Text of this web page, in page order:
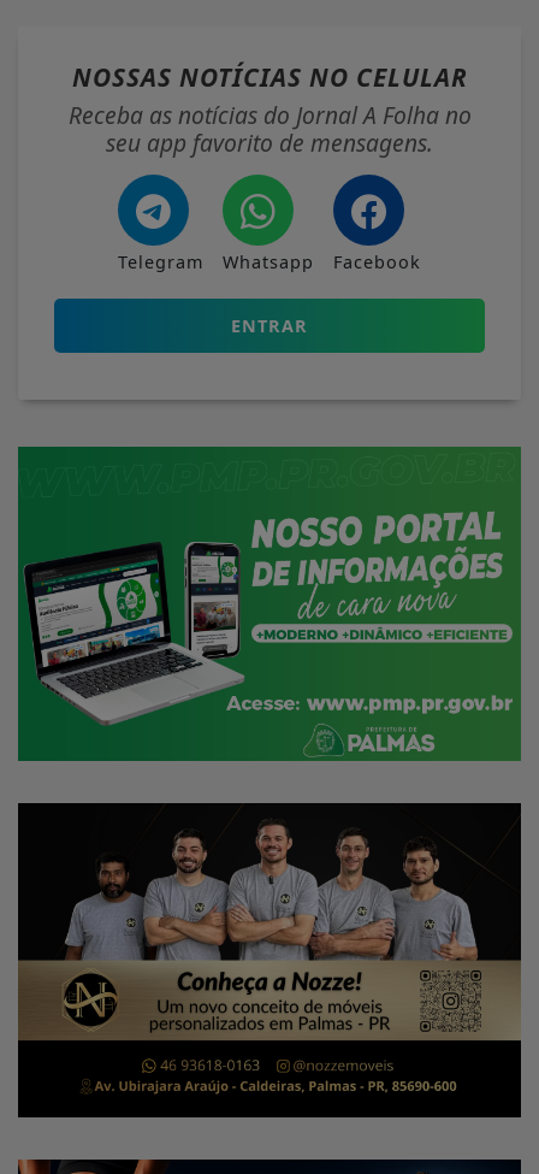
NOSSAS NOTÍCIAS NO CELULAR
Receba as notícias do Jornal A Folha no
seu app favorito de mensagens.
Telegram Whatsapp Facebook
ENTRAR